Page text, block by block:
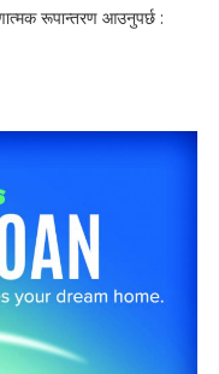
रूपान्तरण आउनुपर्छ :